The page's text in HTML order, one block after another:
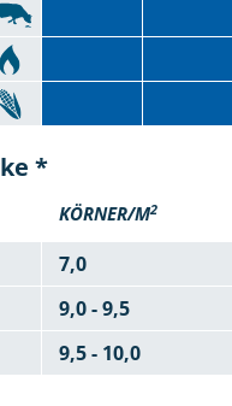
*
KÖRNER/M2
7,0
9,0 - 9,5
9,5 - 10,0